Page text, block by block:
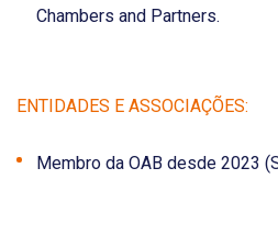
Chambers and Partners.
ENTIDADES E ASSOCIAÇÕES:
Membro da OAB desde 2023